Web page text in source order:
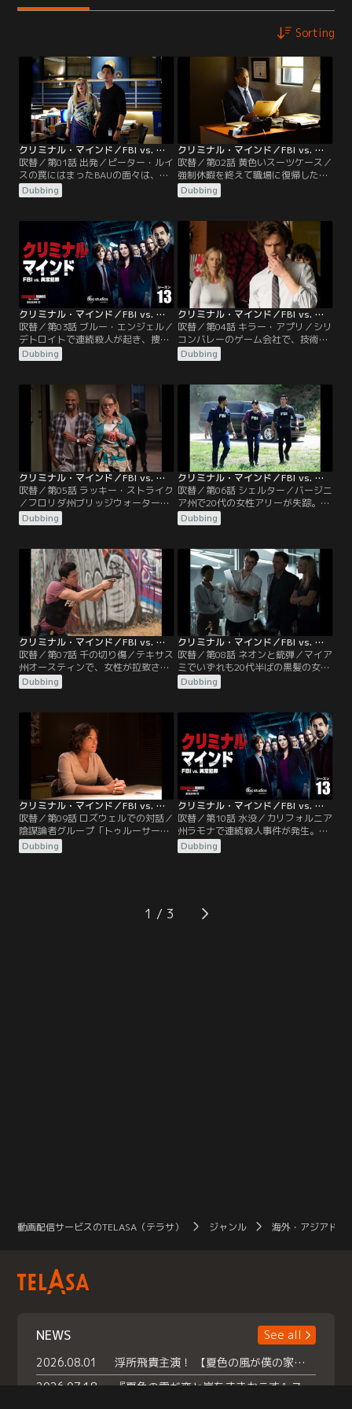
Sorting
クリミナル・マインド／FBI vs. 異常犯罪 シーズン13 第01話／吹替
吹替／第01話 出発／ピーター・ルイ
スの罠にはまったBAUの面々は、車
をパンクさせられ立ち往生したとこ
ろにトラックに突っ込まれる。ガル
け付けるが…。
Dubbing
クリミナル・マインド／FBI vs. 異常犯罪 シーズン13 第02話／吹替
吹替／第02話 黄色いスーツケース／
強制休暇を終えて職場に復帰した
BAUの面々。リードの現場復帰も決
まり、IRTから移ったシモンズも加
制の初仕事は…。
Dubbing
クリミナル・マインド／FBI vs. 異常犯罪 シーズン13 第03話／吹替
吹替／第03話 ブルー・エンジェル／
デトロイトで連続殺人が起き、捜査
協力に向かうBAU。事件は完全去勢
された男性の全裸死体が、ミートフ
後、被害者の自宅に…。
Dubbing
クリミナル・マインド／FBI vs. 異常犯罪 シーズン13 第04話／吹替
吹替／第04話 キラー・アプリ／シリ
コンバレーのゲーム会社で、技術者
2人と警備員1人が死亡する銃乱射事
件が発生。情報が錯綜し、犯人像は
Dubbing
クリミナル・マインド／FBI vs. 異常犯罪 シーズン13 第05話／吹替
吹替／第05話 ラッキー・ストライク
／フロリダ州ブリッジウォーター
で、手の指と足を切断された女性の
遺体が発見される。胸に彫られた星
続殺人事件で残されたものと一致。
Dubbing
クリミナル・マインド／FBI vs. 異常犯罪 シーズン13 第06話／吹替
吹替／第06話 シェルター／バージニ
ア州で20代の女性アリーが失踪。5
年間、同じ状況で同年代の産科医、
歯科医、教師が消えていたことが分
て…。
Dubbing
クリミナル・マインド／FBI vs. 異常犯罪 シーズン13 第07話／吹替
吹替／第07話 千の切り傷／テキサス
州オースティンで、女性が拉致され
車の中で顔に深い切り傷を負わされ
るという事件が相次いで発生する。
り…。
Dubbing
クリミナル・マインド／FBI vs. 異常犯罪 シーズン13 第08話／吹替
吹替／第08話 ネオンと銃弾／マイア
ミでいずれも20代半ばの黒髪の女性
が銃で胸を1発撃たれるという、連
続殺人事件が発生していた。そし
ト相手の男性も撃たれ…。
Dubbing
クリミナル・マインド／FBI vs. 異常犯罪 シーズン13 第09話／吹替
吹替／第09話 ロズウェルでの対話／
陰謀論者グループ「トゥルーサー」
のメンバーが不審な死を遂げる。グ
ループ内に犯人がいると考えたBAU
Dubbing
クリミナル・マインド／FBI vs. 異常犯罪 シーズン13 第10話／吹替
吹替／第10話 水没／カリフォルニア
州ラモナで連続殺人事件が発生。被
害者は自宅プールで殺害され、男性
被害者はブロックを縛り付けられて
Dubbing
1
動画配信サービスのTELASA（テラサ） ジャンル 海外・アジアドラ
NEWS
See all
2026.08.01
浮所飛貴主演！ 【夏色の風が僕の家にやってきた】 本日よりテラサで独占配信スタート！
2026.07.18
『夏色の雲が恋と嵐をまきおこす』スペシャルメイキング 【Part1】2026年７月18日（土）23時30分～配信スタート！話題のシーンの裏側を大公開！豪華キャスト大集合！ 『武宮家 真夏の家族会議』開催！